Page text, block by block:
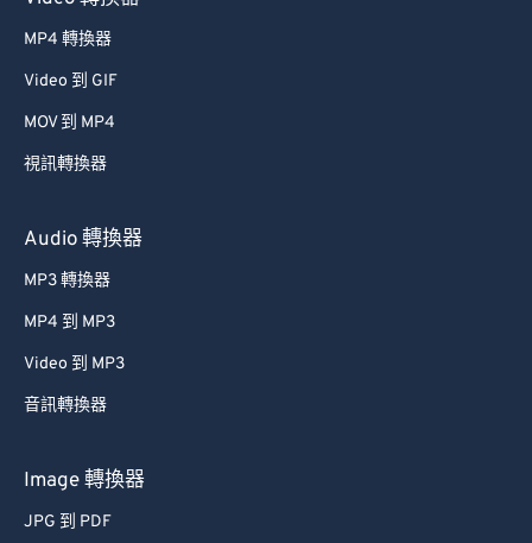
MP4 轉換器
Video 到 GIF
MOV 到 MP4
視訊轉換器
Audio 轉換器
MP3 轉換器
MP4 到 MP3
Video 到 MP3
音訊轉換器
Image 轉換器
JPG 到 PDF